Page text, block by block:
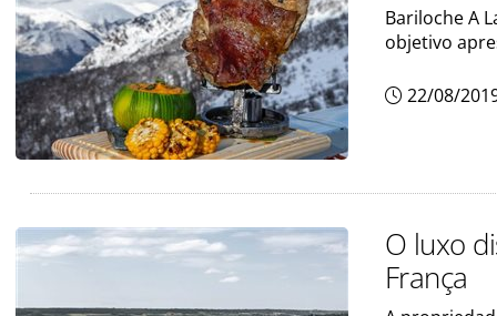
Bariloche A
objetivo
22/08/
O luxo
França